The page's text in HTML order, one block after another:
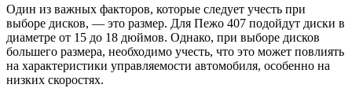
Один из важных факторов, которые следует учесть при
выборе дисков, — это размер. Для Пежо 407 подойдут диски в
диаметре от 15 до 18 дюймов. Однако, при выборе дисков
большего размера, необходимо учесть, что это может повлиять
на характеристики управляемости автомобиля, особенно на
низких скоростях.